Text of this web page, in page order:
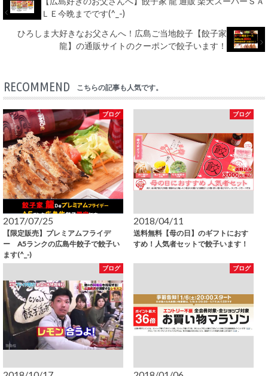
ＬＥ今晩までです(^_-)
ひろしま大好きなお父さんへ！広島ご当地餃子【餃子家
龍】の通販サイトのクーポンで餃子います！
RECOMMEND こちらの記事も人気です。
ブログ
2017/07/25
【限定販売】プレミアムフライデ
ー A5ランクの広島牛餃子で餃子い
ます(^_-)
ブログ
2018/04/11
送料無料【母の日】のギフトにおす
すめ！人気者セットで餃子います！
ブログ ブログ